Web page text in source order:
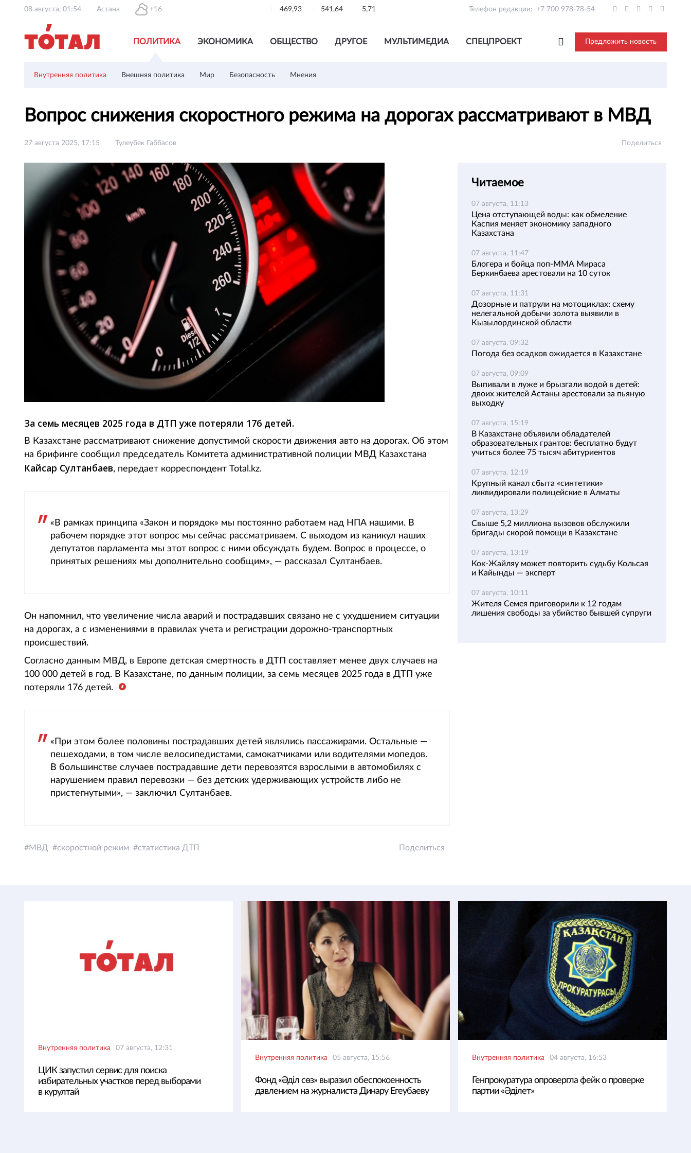
08 августа, 01:54 Астана +16 469,93 541,64 5,71 Телефон редакции: +7 700 978-78-54
ПОЛИТИКА ЭКОНОМИКА ОБЩЕСТВО ДРУГОЕ МУЛЬТИМЕДИА СПЕЦПРОЕКТ Предложить новость
Внутренняя политика Внешняя политика Мир Безопасность Мнения
Вопрос снижения скоростного режима на дорогах рассматривают в МВД
27 августа 2025, 17:15 Тулеубек Габбасов Поделиться
За семь месяцев 2025 года в ДТП уже потеряли 176 детей.
В Казахстане рассматривают снижение допустимой скорости движения авто на дорогах. Об этом
на брифинге сообщил председатель Комитета административной полиции МВД Казахстана
Кайсар Султанбаев, передает корреспондент Total.kz.
«В рамках принципа «Закон и порядок» мы постоянно работаем над НПА нашими. В
рабочем порядке этот вопрос мы сейчас рассматриваем. С выходом из каникул наших
депутатов парламента мы этот вопрос с ними обсуждать будем. Вопрос в процессе, о
принятых решениях мы дополнительно сообщим», — рассказал Султанбаев.
Он напомнил, что увеличение числа аварий и пострадавших связано не с ухудшением ситуации
на дорогах, а с изменениями в правилах учета и регистрации дорожно-транспортных
происшествий.
Согласно данным МВД, в Европе детская смертность в ДТП составляет менее двух случаев на
100 000 детей в год. В Казахстане, по данным полиции, за семь месяцев 2025 года в ДТП уже
потеряли 176 детей.
«При этом более половины пострадавших детей являлись пассажирами. Остальные —
пешеходами, в том числе велосипедистами, самокатчиками или водителями мопедов.
В большинстве случаев пострадавшие дети перевозятся взрослыми в автомобилях с
нарушением правил перевозки — без детских удерживающих устройств либо не
пристегнутыми», — заключил Султанбаев.
МВД скоростной режим статистика ДТП Поделиться
Читаемое
07 августа, 11:13
Цена отступающей воды: как обмеление
Каспия меняет экономику западного
Казахстана
07 августа, 11:47
Блогера и бойца поп-ММА Мираса
Беркинбаева арестовали на 10 суток
07 августа, 11:31
Дозорные и патрули на мотоциклах: схему
нелегальной добычи золота выявили в
Кызылординской области
07 августа, 09:32
Погода без осадков ожидается в Казахстане
07 августа, 09:09
Выпивали в луже и брызгали водой в детей:
двоих жителей Астаны арестовали за пьяную
выходку
07 августа, 15:19
В Казахстане объявили обладателей
образовательных грантов: бесплатно будут
учиться более 75 тысяч абитуриентов
07 августа, 12:19
Крупный канал сбыта «синтетики»
ликвидировали полицейские в Алматы
07 августа, 13:29
Свыше 5,2 миллиона вызовов обслужили
бригады скорой помощи в Казахстане
07 августа, 13:19
Кок-Жайляу может повторить судьбу Кольсая
и Кайынды — эксперт
07 августа, 10:11
Жителя Семея приговорили к 12 годам
лишения свободы за убийство бывшей супруги
Внутренняя политика 07 августа, 12:31
ЦИК запустил сервис для поиска
избирательных участков перед выборами
в курултай
Внутренняя политика 05 августа, 15:56
Фонд «Әділ сөз» выразил обеспокоенность
давлением на журналиста Динару Егеубаеву
Внутренняя политика 04 августа, 16:53
Генпрокуратура опровергла фейк о проверке
партии «Әділет»